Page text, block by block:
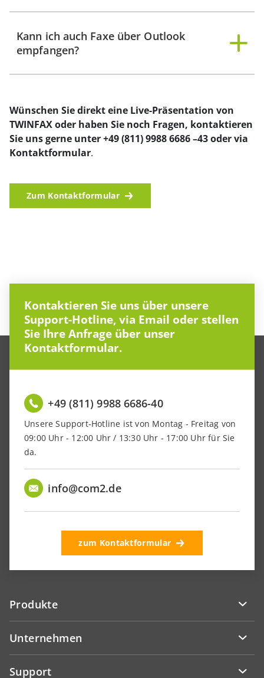
Kann ich auch Faxe über Outlook
empfangen?
Wünschen Sie direkt eine Live-Präsentation von
TWINFAX oder haben Sie noch Fragen, kontaktieren
Sie uns gerne unter +49 (811) 9988 6686 –43 oder via
Kontaktformular.
Zum Kontaktformular
Produkte
Unternehmen
Support
Kontaktieren Sie uns über unsere
Support-Hotline, via Email oder stellen
Sie Ihre Anfrage über unser
Kontaktformular.
+49 (811) 9988 6686-40
Unsere Support-Hotline ist von Montag - Freitag von
09:00 Uhr - 12:00 Uhr / 13:30 Uhr - 17:00 Uhr für Sie
da.
info@com2.de
zum Kontaktformular